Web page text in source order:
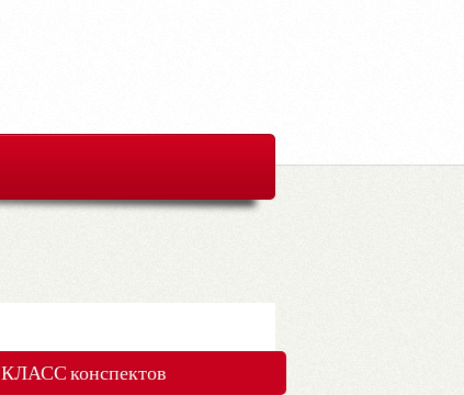
КЛАСС конспектов